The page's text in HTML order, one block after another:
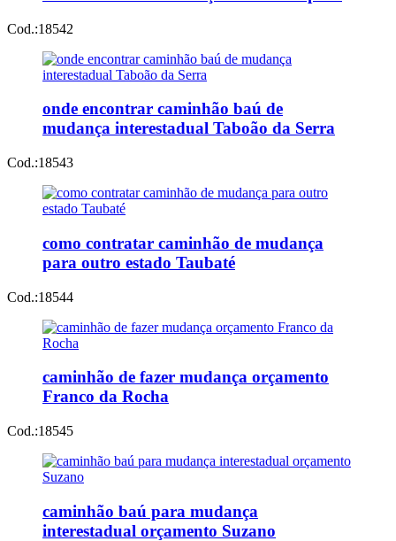
Cod.:18542
onde encontrar caminhão baú de
mudança interestadual Taboão da Serra
Cod.:18543
como contratar caminhão de mudança
para outro estado Taubaté
Cod.:18544
caminhão de fazer mudança orçamento
Franco da Rocha
Cod.:18545
caminhão baú para mudança
interestadual orçamento Suzano